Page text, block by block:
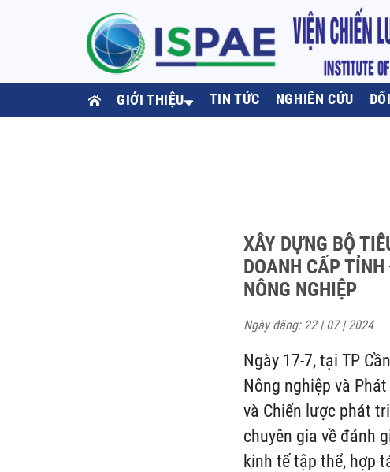
GIỚI THIỆU TIN TỨC NGHIÊN CỨU
XÂY DỰNG BỘ
DOANH CẤP
NÔNG NGHIỆP
Ngày đăng: 22 | 07 | 2024
Ngày 17-7, tại TP
Nông nghiệp và
và Chiến lược phát
chuyên gia về đánh
kinh tế tập thể, hợp